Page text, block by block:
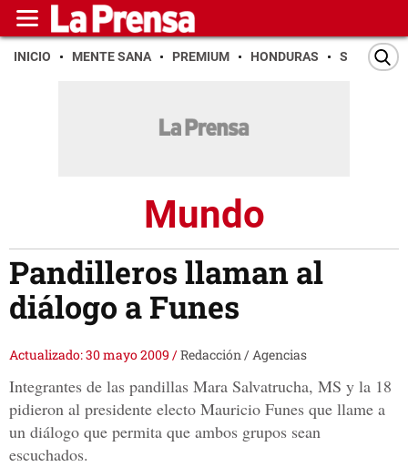
INICIO MENTE SANA PREMIUM HONDURAS SAN PEDRO
Mundo
Pandilleros llaman al
diálogo a Funes
Actualizado: 30 mayo 2009 /Redacción / Agencias
Integrantes de las pandillas Mara Salvatrucha, MS y la 18
pidieron al presidente electo Mauricio Funes que llame a
un diálogo que permita que ambos grupos sean
escuchados.